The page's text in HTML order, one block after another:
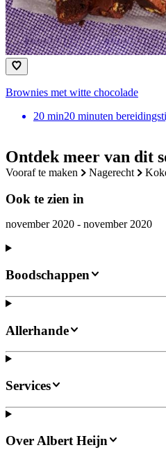
Ontdek meer van dit
vooraf te maken nagerecht
Ook te zien in
november 2020 - november 2020
Brownies met witte chocolade
20 min20 minuten
Boodschappen
Allerhande
Services
Over Albert Heijn